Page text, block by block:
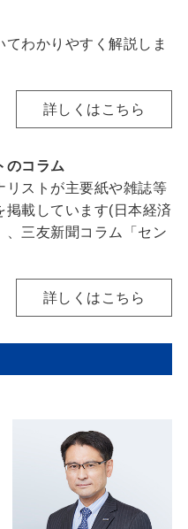
わかりやすく解説しま
詳しくはこちら
のコラム
リストが主要紙や雑誌等
掲載しています(日本経済
、三友新聞コラム「セン
詳しくはこちら